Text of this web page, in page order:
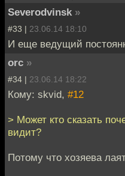
Severodvinsk »
#33 | 23.06.14 18:10
И еще ведущий
orc »
#34 | 23.06.14 18:22
Кому: skvid, #12
> Может кто сказать
видит?
Потому что хозяева